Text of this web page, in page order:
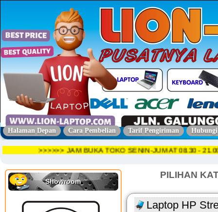
Halaman Depan Cara Pembelian Tarif Pengiriman
>>>>>> JAM BUKA TOKO SENIN-JUMAT 08.30
Showroom
PILIHAN
Laptop HP